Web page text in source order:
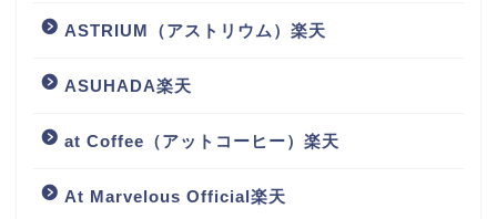
ASTRIUM（アストリウム）楽天
ASUHADA楽天
at Coffee（アットコーヒー）楽天
At Marvelous Official楽天